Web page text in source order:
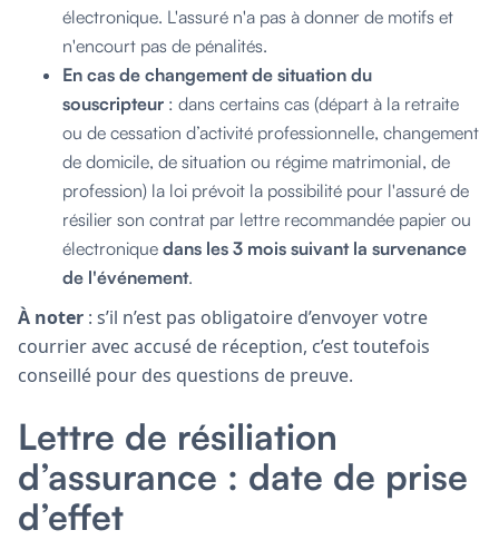
électronique. L'assuré n'a pas à donner de motifs et
n'encourt pas de pénalités.
En cas de changement de situation du
souscripteur : dans certains cas (départ à la retraite
ou de cessation d’activité professionnelle, changement
de domicile, de situation ou régime matrimonial, de
profession) la loi prévoit la possibilité pour l'assuré de
résilier son contrat par lettre recommandée papier ou
électronique dans les 3 mois suivant la survenance
de l'événement.
À noter : s’il n’est pas obligatoire d’envoyer votre
courrier avec accusé de réception, c’est toutefois
conseillé pour des questions de preuve.
Lettre de résiliation
d’assurance : date de prise
d’effet